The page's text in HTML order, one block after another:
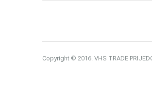
Copyright © 2016. VHS TRADE